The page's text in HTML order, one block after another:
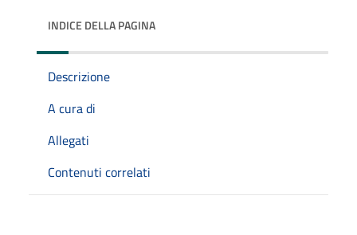
INDICE DELLA PAGINA
Descrizione
A cura di
Allegati
Contenuti correlati